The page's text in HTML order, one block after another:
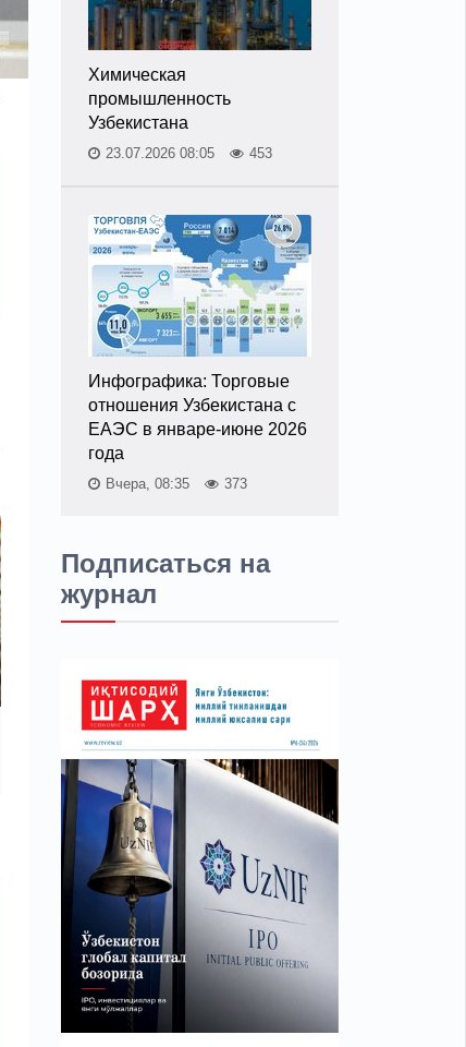
Химическая
промышленность
Узбекистана
23.07.2026 08:05 453
Инфографика: Торговые
отношения Узбекистана с
ЕАЭС в январе-июне 2026
года
Вчера, 08:35 373
Подписаться на
журнал